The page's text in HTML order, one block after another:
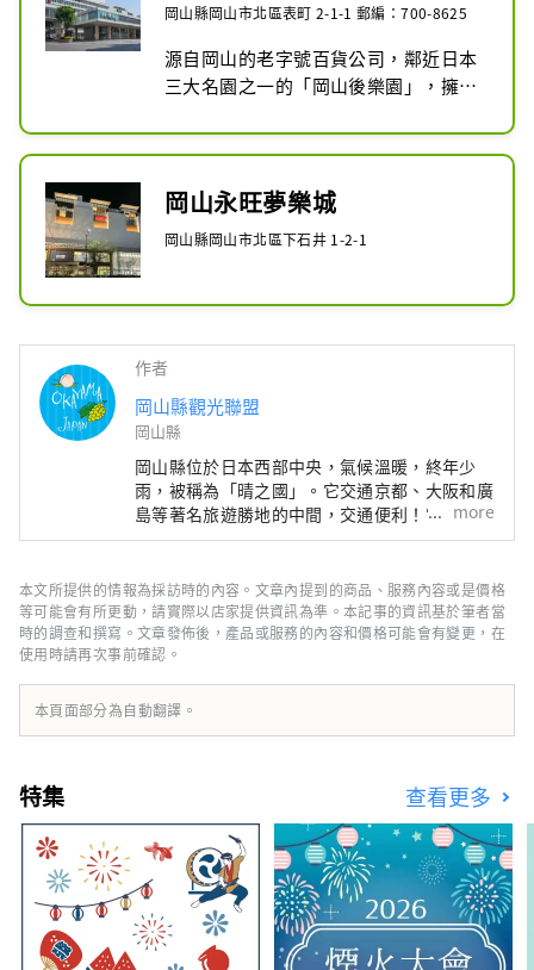
岡山縣岡山市北區表町 2-1-1 郵編：700-8625
源自岡山的老字號百貨公司，鄰近日本
三大名園之一的「岡山後樂園」，擁有
世界的一流品牌到岡山縣產水果、化妝
盡有，十分吸引人。天滿屋的5F和地下
1F有「統一退稅櫃檯」，在百貨公司周
邊的表町商店街裡約30家店和天滿屋購
輕輕鬆鬆。敬請在商店街和百貨公司享
岡山永旺夢樂城
岡山縣岡山市北區下石井 1-2-1
作者
岡山縣觀光聯盟
岡山縣
岡山縣位於日本西部中央，氣候溫暖​​，終年少
雨，被稱為「晴之國」。它交通京都、大阪和廣
島等著名旅遊勝地的中間，交通便利！它也是經
由瀨戶通往四國的門戶。 岡山縣也被稱為“水
水果，無論甜度、香氣還是風味，都是最高品質
的。 您可以品嚐白桃、麝香葡萄、先鋒葡萄等
當季水果！ 岡山還擁有世界級的旅遊景點，包
括岡山城、日本三大名園之一的岡山後樂園以及
擁有歷史、文化和藝術的倉敷美觀地區！
more
本文所提供的情報為採訪時的內容。文章內提到的商品、服務內容或是價格
等可能會有所更動，請實際以店家提供資訊為準。本記事的資訊基於筆者當
時的調查和撰寫。文章發佈後，產品或服務的內容和價格可能會有變更，在
使用時請再次事前確認。
本頁面部分為自動翻譯。
特集 查看更多